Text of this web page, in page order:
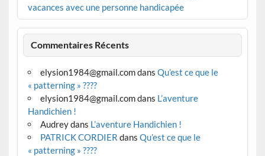
vacances avec une personne handicapée
Commentaires Récents
elysion1984@gmail.comdans Qu’est ce que le
« patterning » ????
elysion1984@gmail.comdans L’aventure
Handichien !
Audreydans L’aventure Handichien !
PATRICK CORDIER dans Qu’est ce que le
« patterning » ????